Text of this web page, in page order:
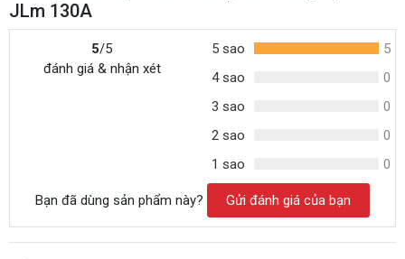
JLm 130A
5/5
đánh giá & nhận xét
5 sao
5
4 sao
0
3 sao
0
2 sao
0
1 sao
0
Bạn đã dùng sản phẩm này? Gửi đánh giá của bạn